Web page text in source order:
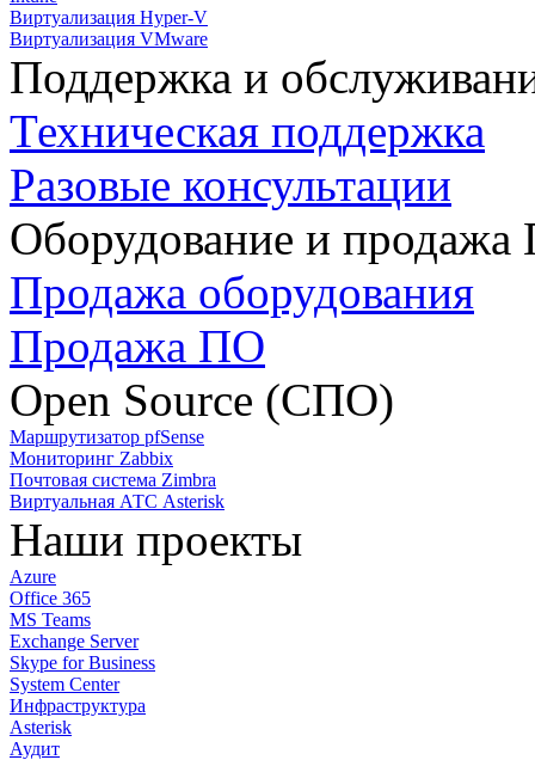
Виртуализация Hyper-V
Виртуализация VMware
Поддержка и
Техническая поддержка
Разовые консультации
Оборудование и
Продажа оборудования
Продажа ПО
Open Source (СПО)
Маршрутизатор pfSense
Мониторинг Zabbix
Почтовая система Zimbra
Виртуальная АТС Asterisk
Наши проекты
Azure
Office 365
MS Teams
Exchange Server
Skype for Business
System Center
Инфраструктура
Asterisk
Аудит